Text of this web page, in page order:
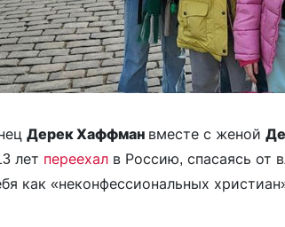
Дерек Хаффман вместе с женой
лет переехал в Россию, спасаясь от
как «неконфессиональных